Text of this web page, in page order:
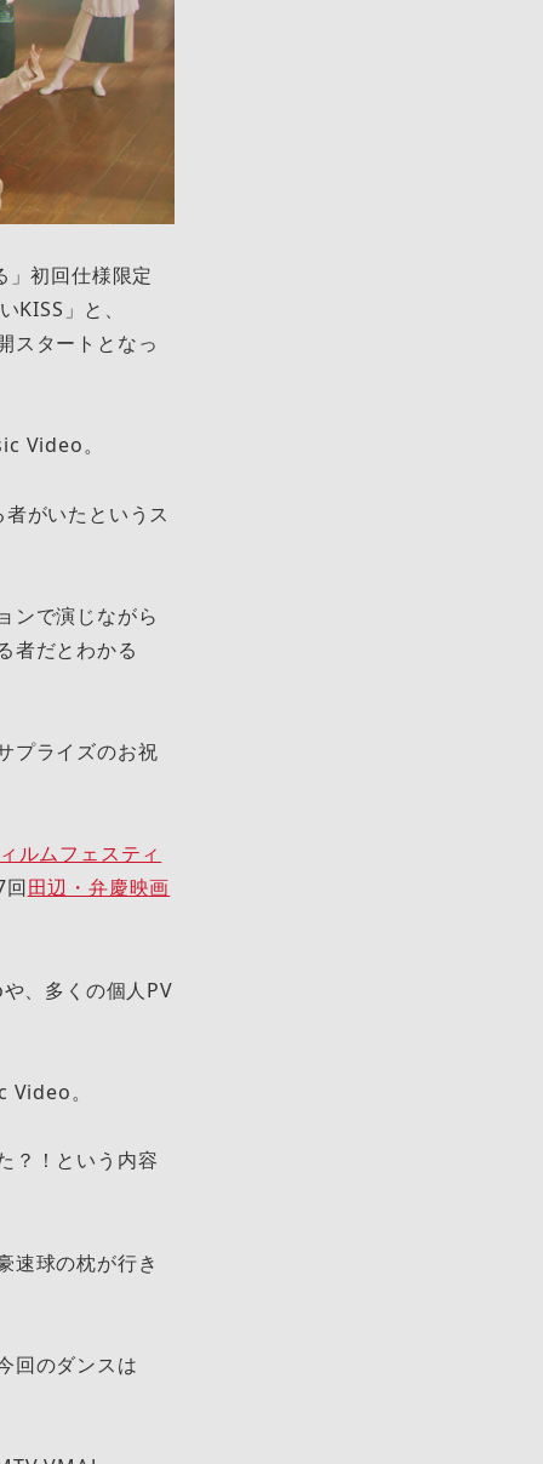
初回仕様限定
」と、
タートとなっ
Video。
がいたというス
ンで演じながら
者だとわかる
プライズのお祝
ルムフェスティ
回田辺・弁慶映画
、多くの個人PV
。
？！という内容
速球の枕が行き
回のダンスは